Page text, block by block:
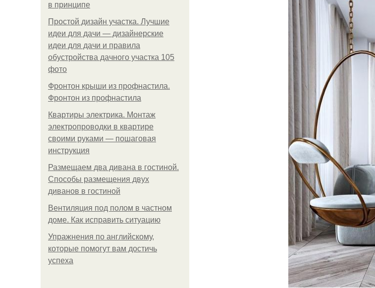
в принципе
Простой дизайн участка. Лучшие
идеи для дачи — дизайнерские
идеи для дачи и правила
обустройства дачного участка 105
фото
Фронтон крыши из профнастила.
Фронтон из профнастила
Квартиры электрика. Монтаж
электропроводки в квартире
своими руками — пошаговая
инструкция
Размещаем два дивана в гостиной.
Способы размещения двух
диванов в гостиной
Вентиляция под полом в частном
доме. Как исправить ситуацию
Упражнения по английскому,
которые помогут вам достичь
успеха